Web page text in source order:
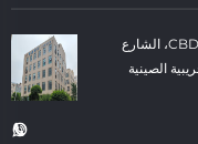
الغرفة 1006، مبنى الغرفة التجارية العامة في منطقة CBD، الشارع
الصينية